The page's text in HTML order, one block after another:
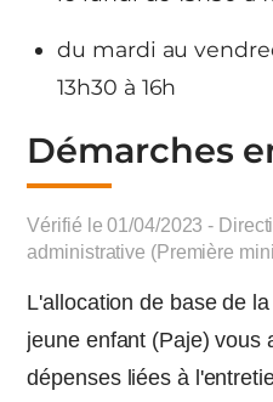
du mardi au
13h30 à 16h
Démarches
Vérifié le 01/04/2023 -
administrative (Première
L'allocation de base de
jeune enfant (Paje) vous
dépenses liées à